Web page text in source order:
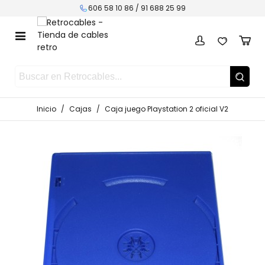
606 58 10 86 / 91 688 25 99
Inicio / Cajas / Caja juego Playstation 2 oficial V2